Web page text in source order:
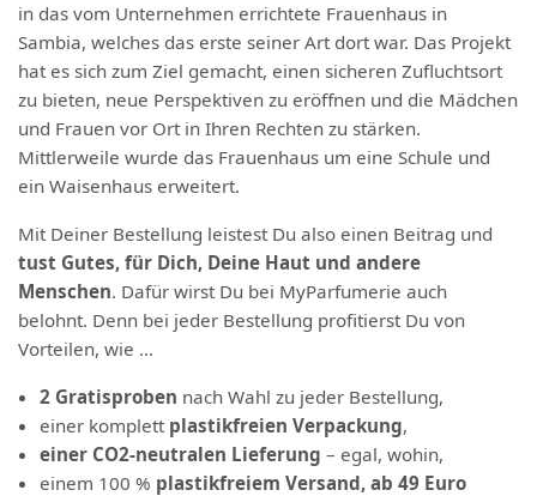
in das vom Unternehmen errichtete Frauenhaus in
Sambia, welches das erste seiner Art dort war. Das Projekt
hat es sich zum Ziel gemacht, einen sicheren Zufluchtsort
zu bieten, neue Perspektiven zu eröffnen und die Mädchen
und Frauen vor Ort in Ihren Rechten zu stärken.
Mittlerweile wurde das Frauenhaus um eine Schule und
ein Waisenhaus erweitert.
Mit Deiner Bestellung leistest Du also einen Beitrag und
tust Gutes, für Dich, Deine Haut und andere
Menschen. Dafür wirst Du bei MyParfumerie auch
belohnt. Denn bei jeder Bestellung profitierst Du von
Vorteilen, wie …
2 Gratisproben nach Wahl zu jeder Bestellung,
einer komplett plastikfreien Verpackung,
einer CO2-neutralen Lieferung – egal, wohin,
einem 100 % plastikfreiem Versand, ab 49 Euro